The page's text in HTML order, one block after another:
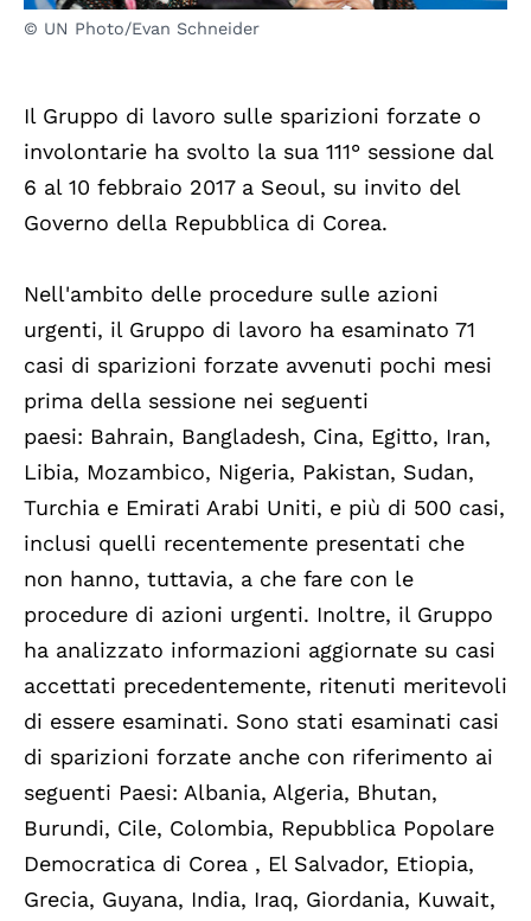
© UN Photo/Evan Schneider
Il Gruppo di lavoro sulle sparizioni forzate o
involontarie ha svolto la sua 111° sessione dal
6 al 10 febbraio 2017 a Seoul, su invito del
Governo della Repubblica di Corea.
Nell'ambito delle procedure sulle azioni
urgenti, il Gruppo di lavoro ha esaminato 71
casi di sparizioni forzate avvenuti pochi mesi
prima della sessione nei seguenti
paesi: Bahrain, Bangladesh, Cina, Egitto, Iran,
Libia, Mozambico, Nigeria, Pakistan, Sudan,
Turchia e Emirati Arabi Uniti, e più di 500 casi,
inclusi quelli recentemente presentati che
non hanno, tuttavia, a che fare con le
procedure di azioni urgenti. Inoltre, il Gruppo
ha analizzato informazioni aggiornate su casi
accettati precedentemente, ritenuti meritevoli
di essere esaminati. Sono stati esaminati casi
di sparizioni forzate anche con riferimento ai
seguenti Paesi: Albania, Algeria, Bhutan,
Burundi, Cile, Colombia, Repubblica Popolare
Democratica di Corea , El Salvador, Etiopia,
Grecia, Guyana, India, Iraq, Giordania, Kuwait,